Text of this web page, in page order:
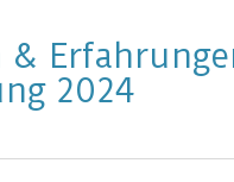
&
2024